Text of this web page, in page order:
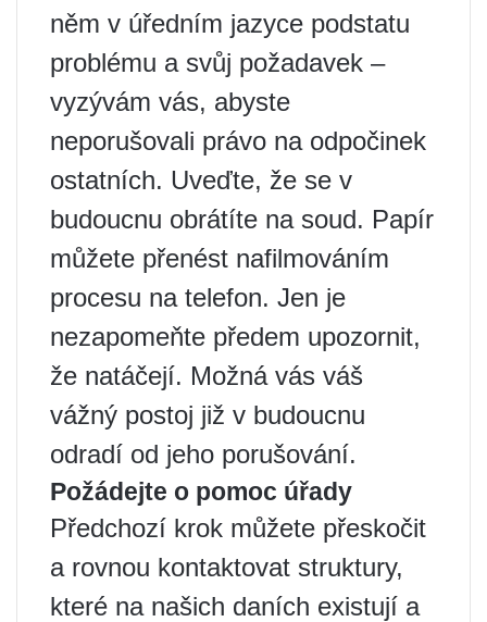
něm v úředním jazyce podstatu
problému a svůj požadavek –
vyzývám vás, abyste
neporušovali právo na odpočinek
ostatních. Uveďte, že se v
budoucnu obrátíte na soud. Papír
můžete přenést nafilmováním
procesu na telefon. Jen je
nezapomeňte předem upozornit,
že natáčejí. Možná vás váš
vážný postoj již v budoucnu
odradí od jeho porušování.
Požádejte o pomoc úřady
Předchozí krok můžete přeskočit
a rovnou kontaktovat struktury,
které na našich daních existují a